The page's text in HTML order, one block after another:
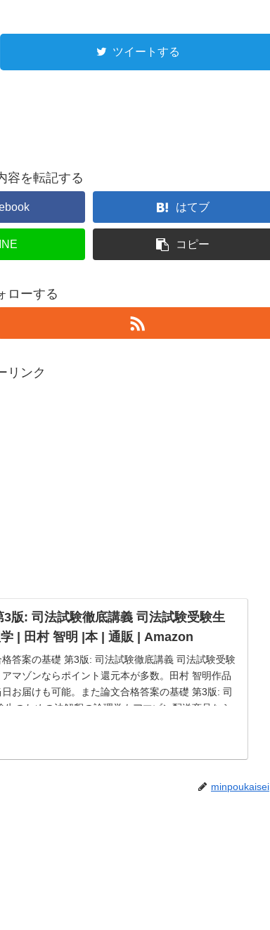
ツイートする
容を転記する
はてブ
コピー
ローする
リンク
版: 司法試験徹底講義 司法試験受験生
| 田村 智明 |本 | 通販 | Amazon
答案の基礎 第3版: 司法試験徹底講義 司法試験受験
マゾンならポイント還元本が多数。田村 智明作品
お届けも可能。また論文合格答案の基礎 第3版: 司
のための法解釈の論理学もアマゾン配送商品なら
minpoukaisei